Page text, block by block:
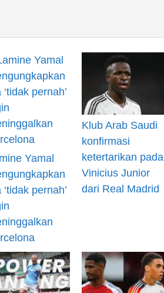
Yamal
‘tidak pernah’
Klub Arab Saudi
konfirmasi
ketertarikan pada
Vinicius Junior
dari Real Madrid